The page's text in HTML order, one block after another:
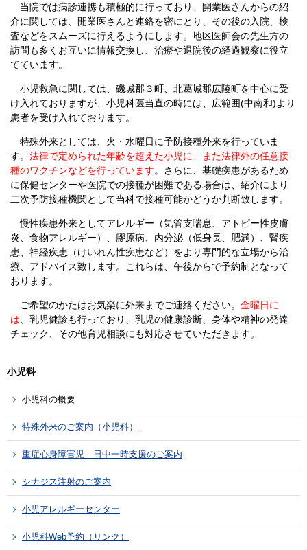
当院では病診連携も積極的に行っており、開業医さんからの紹
介に関しては、開業医さんと連絡を密にとり、その後の入院、検
査などをスムーズに行えるようにします。地区医師会の先生方の
訪問も多くお互いに情報交換し、治療や退院後の経過観察に役立
てています。
小児救急に関しては、磯城郡３町、北葛城郡広陵町を中心に受
け入れておりますが、小児科医当直の時には、広範囲(中南和)より
患者を受け入れております。
特殊外来としては、火・水曜日に予防接種外来を行っていま
す。 法律で定められた年齢を超えた小児に、また法律外の任意接
種のワクチンなどを行っています。さらに、基礎疾患があるため
に保健センターや医院での接種が困難である場合は、紹介により
二次予防接種機関として当科で接種可能かどうか判断致します。
慢性疾患外来としてアレルギー（気管支喘息、アトピー性皮膚
炎、食物アレルギー）、膠原病、内分泌（低身長、肥満）、腎疾
患、神経疾患（けいれん性疾患など）をより専門的な立場から治
療、アドバイス致します。これらは、午後からで予約制となって
おります。
ご希望のかたはお気楽に外来までご連絡ください。 金曜日に
は 、乳児健診も行っており、乳児の健康診断、身体や精神の発達
チェック、その他育児相談にも対応させていただきます。
小児科
小児科の概要
特殊外来のご案内（小児科）
重症心身障害児 日中一時支援のご案内
シナジス注射のご案内
小児アレルギーセンター
小児科Web予約（リンク）